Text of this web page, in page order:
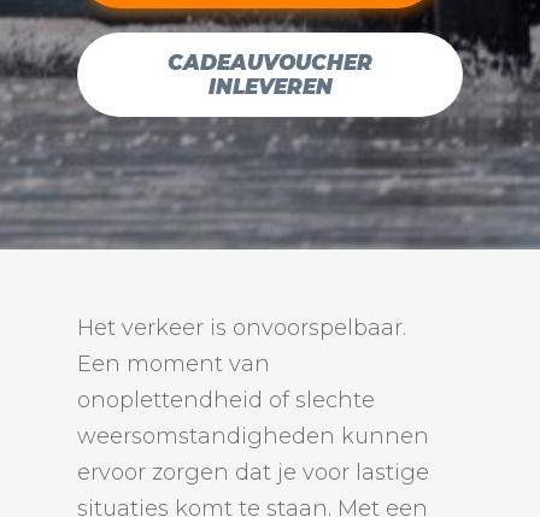
CADEAUVOUCHER
INLEVEREN
Het verkeer is onvoorspelbaar.
Een moment van
onoplettendheid of slechte
weersomstandigheden kunnen
ervoor zorgen dat je voor lastige
situaties komt te staan. Met een